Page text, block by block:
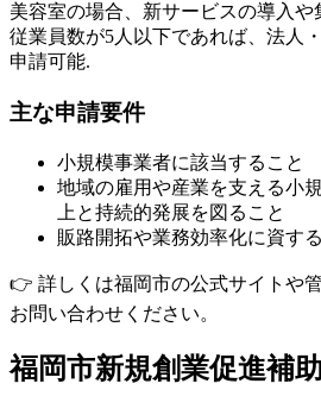
美容室の場合、新サービスの導入や
従業員数が5人以下であれば、法人
申請可能.
主な申請要件
小規模事業者に該当すること
地域の雇用や産業を支える小
上と持続的発展を図ること
販路開拓や業務効率化に資す
👉 詳しくは福岡市の公式サイトや
お問い合わせください。
福岡市新規創業促進補